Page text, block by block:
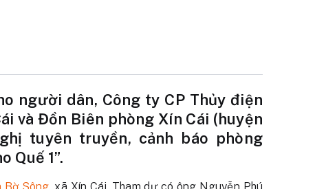
người dân, Công ty CP Thủy điện
và Đồn Biên phòng Xín Cái (huyện
tuyên truyền, cảnh báo phòng
Quế 1”.